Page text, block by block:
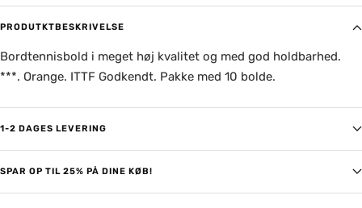
PRODUTKTBESKRIVELSE
Bordtennisbold i meget høj kvalitet og med god holdbarhed.
***. Orange. ITTF Godkendt. Pakke med 10 bolde.
1-2 DAGES LEVERING
SPAR OP TIL 25% PÅ DINE KØB!